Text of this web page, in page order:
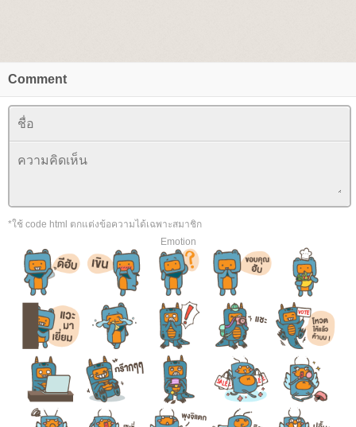
Comment
*ใช้ code html ตกแต่งข้อความได้เฉพาะสมาชิก
Emotion